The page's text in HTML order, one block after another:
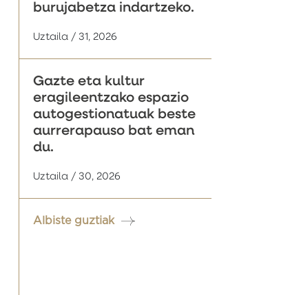
burujabetza indartzeko.
Uztaila / 31, 2026
Gazte eta kultur
eragileentzako espazio
autogestionatuak beste
aurrerapauso bat eman
du.
Uztaila / 30, 2026
Albiste guztiak